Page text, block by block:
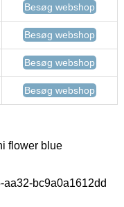
Besøg webshop
Besøg webshop
Besøg webshop
Besøg webshop
flower blue
bc9a0a1612dd